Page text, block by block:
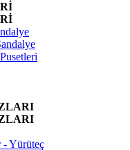
- Yürüteç